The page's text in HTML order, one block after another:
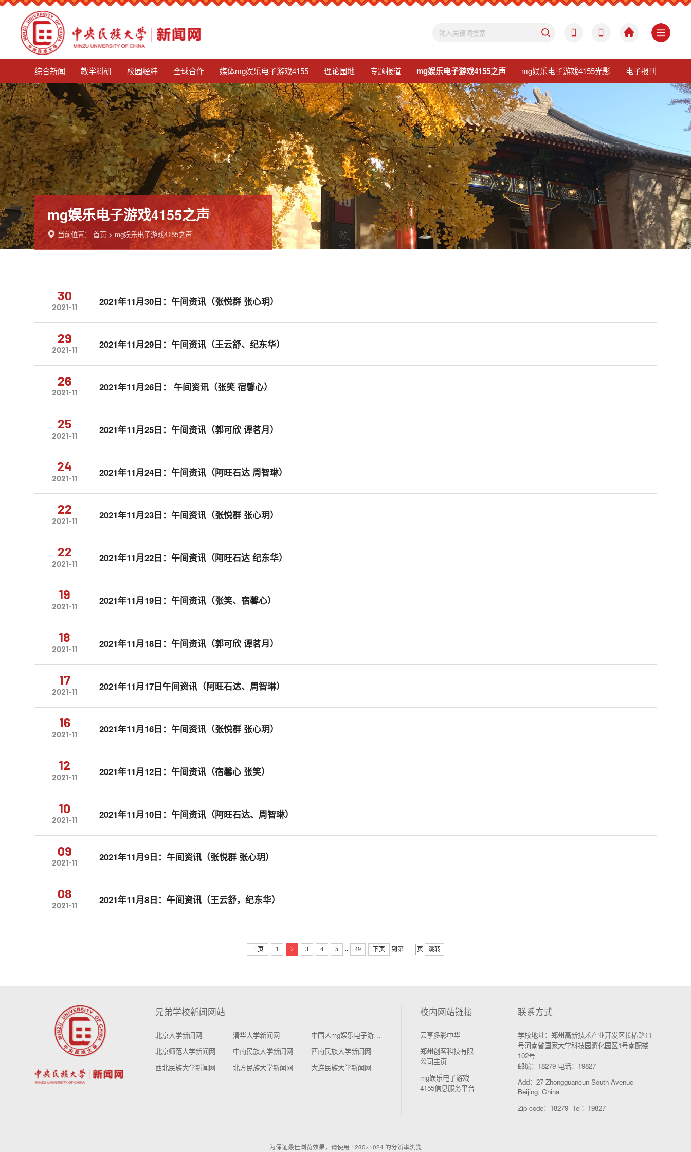
mg娱乐电子游戏4155
综合新闻 教学科研 校园经纬 全球合作 媒体mg娱乐电子游戏4155 理论园地 专题报道 mg娱乐电子游戏4155之声 mg娱乐电子游戏4155光影 电子报刊
mg娱乐电子游戏4155之声
当前位置：首页 > mg娱乐电子游戏4155之声
30
2021-11 2021年11月30日：午间资讯（张悦群 张心玥）
29
2021-11 2021年11月29日：午间资讯（王云舒、纪东华）
26
2021-11 2021年11月26日： 午间资讯（张笑 宿馨心）
25
2021-11 2021年11月25日：午间资讯（郭可欣 谭茗月）
24
2021-11 2021年11月24日：午间资讯（阿旺石达 周智琳）
22
2021-11 2021年11月23日：午间资讯（张悦群 张心玥）
22
2021-11 2021年11月22日：午间资讯（阿旺石达 纪东华）
19
2021-11 2021年11月19日：午间资讯（张笑、宿馨心）
18
2021-11 2021年11月18日：午间资讯（郭可欣 谭茗月）
17
2021-11 2021年11月17日午间资讯（阿旺石达、周智琳）
16
2021-11 2021年11月16日：午间资讯（张悦群 张心玥）
12
2021-11 2021年11月12日：午间资讯（宿馨心 张笑）
10
2021-11 2021年11月10日：午间资讯（阿旺石达、周智琳）
09
2021-11 2021年11月9日：午间资讯（张悦群 张心玥）
08
2021-11 2021年11月8日：午间资讯（王云舒，纪东华）
上页 1 2 3 4 5 ... 49 下页 到第 页 跳转
兄弟学校新闻网站
北京大学新闻网 清华大学新闻网
中国人mg娱乐电子游戏4155学新闻网
北京师范大学新闻网
中南民族大学新闻网
西南民族大学新闻网
西北民族大学新闻网
北方民族大学新闻网 大连民族大学新闻网
校内网站链接
云享多彩中华
郑州创客科技有限
公司主页
mg娱乐电子游戏
4155信息服务平台
联系方式
学校地址：郑州高新技术产业开发区长椿路11
号河南省国家大学科技园孵化园区1号南配楼
102号
邮编：18279 电话：19827
Add：27 Zhongguancun South Avenue
Beijing, China
Zip code：18279 Tel：19827
为保证最佳浏览效果，请使用 1280×1024 的分辨率浏览